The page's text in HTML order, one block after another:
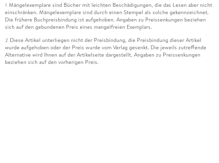
1 Mängelexemplare sind Bücher mit leichten Beschädigungen, die das Lesen aber nicht
einschränken. Mängelexemplare sind durch einen Stempel als solche gekennzeichnet.
Die frühere Buchpreisbindung ist aufgehoben. Angaben zu Preissenkungen beziehen
sich auf den gebundenen Preis eines mangelfreien Exemplars.
2 Diese Artikel unterliegen nicht der Preisbindung, die Preisbindung dieser Artikel
wurde aufgehoben oder der Preis wurde vom Verlag gesenkt. Die jeweils zutreffende
Alternative wird Ihnen auf der Artikelseite dargestellt. Angaben zu Preissenkungen
beziehen sich auf den vorherigen Preis.